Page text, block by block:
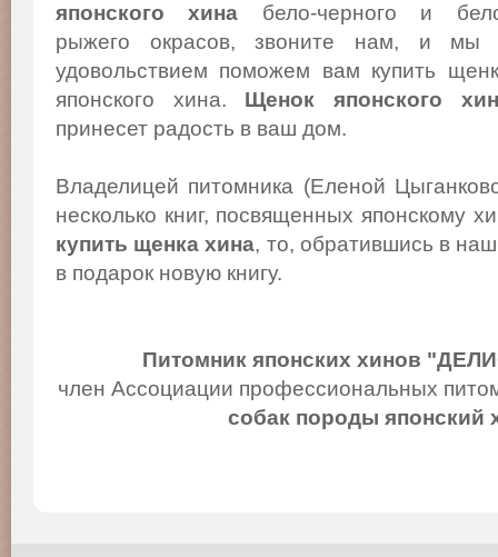
японского хина бело-черного и
рыжего окрасов, звоните нам, и мы
удовольствием поможем вам купить
японского хина. Щенок японского
принесет радость в ваш дом.
Владелицей питомника (Еленой
несколько книг, посвященных японскому
купить щенка хина, то, обратившись в
в подарок новую книгу.
Питомник японских хинов
член Ассоциации профессиональных
собак породы японский